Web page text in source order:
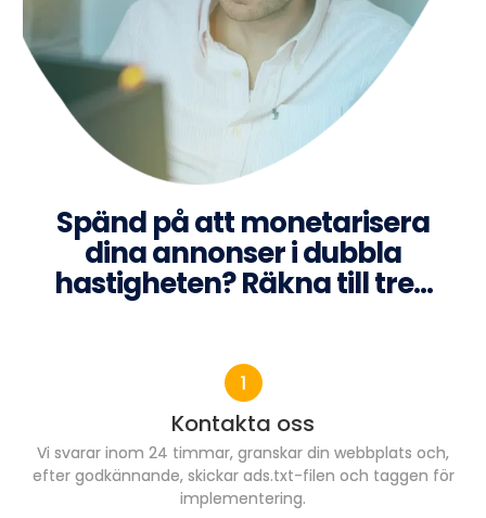
Spänd på att monetarisera
dina annonser i dubbla
hastigheten? Räkna till tre…
Kontakta oss
Vi svarar inom 24 timmar, granskar din webbplats och,
efter godkännande, skickar ads.txt-filen och taggen för
implementering.